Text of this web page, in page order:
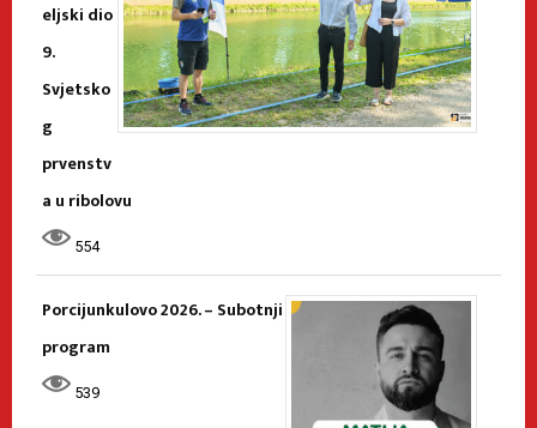
eljski dio
9.
Svjetsko
g
prvenstv
a u ribolovu
554
Porcijunkulovo 2026. – Subotnji
program
539